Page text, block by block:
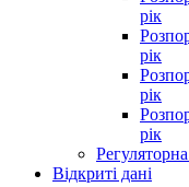
рік
рік
рік
рік
Регуляторна
Відкриті дані